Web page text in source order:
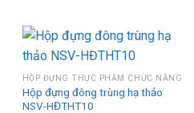
HỘP ĐỰNG THỰC PHẨM CHỨC NĂNG
Hộp đựng đông trùng hạ thảo
NSV-HĐTHT10